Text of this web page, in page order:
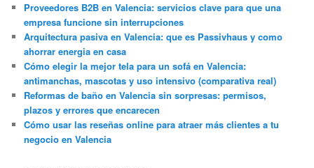
Proveedores B2B en Valencia: servicios clave para que una
empresa funcione sin interrupciones
Arquitectura pasiva en Valencia: que es Passivhaus y como
ahorrar energia en casa
Cómo elegir la mejor tela para un sofá en Valencia:
antimanchas, mascotas y uso intensivo (comparativa real)
Reformas de baño en Valencia sin sorpresas: permisos,
plazos y errores que encarecen
Cómo usar las reseñas online para atraer más clientes a tu
negocio en Valencia